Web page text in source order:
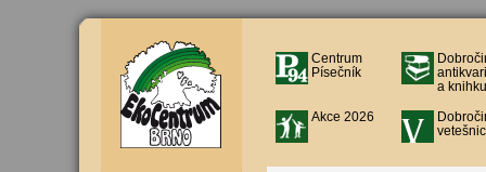
Centrum
Písečník
a
Akce 2026